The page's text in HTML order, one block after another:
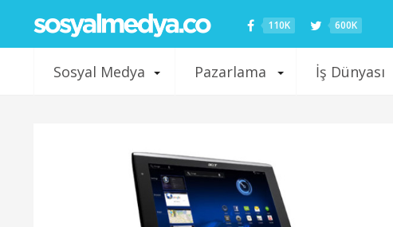
110K 600K
Sosyal Medya Pazarlama İş Dünyası